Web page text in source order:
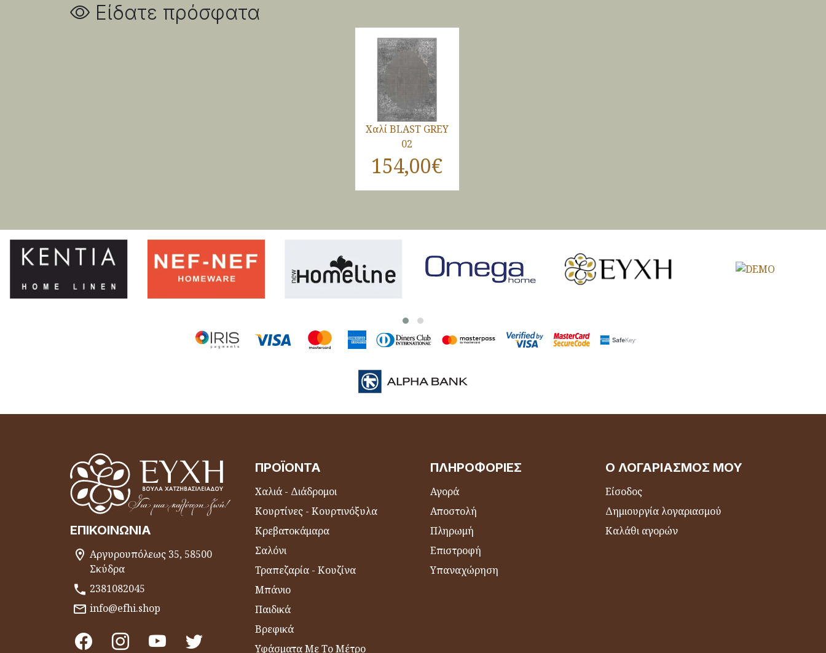
Είδατε πρόσφατα
Χαλί BLAST GREY
02
154,00€
ΕΠΙΚΟΙΝΩΝΊΑ
Αργυρουπόλεως 35, 58500
Σκύδρα
2381082045
info@efhi.shop
ΠΡΟΪΌΝΤΑ
Χαλιά - Διάδρομοι
Κουρτίνες - Κουρτινόξυλα
Κρεβατοκάμαρα
Σαλόνι
Τραπεζαρία - Κουζίνα
Μπάνιο
Παιδικά
Βρεφικά
Υφάσματα Με Το Μέτρο
ΠΛΗΡΟΦΟΡΊΕΣ
Αγορά
Αποστολή
Πληρωμή
Επιστροφή
Υπαναχώρηση
Ο ΛΟΓΑΡΙΑΣΜΌΣ ΜΟΥ
Είσοδος
Δημιουργία λογαριασμού
Καλάθι αγορών